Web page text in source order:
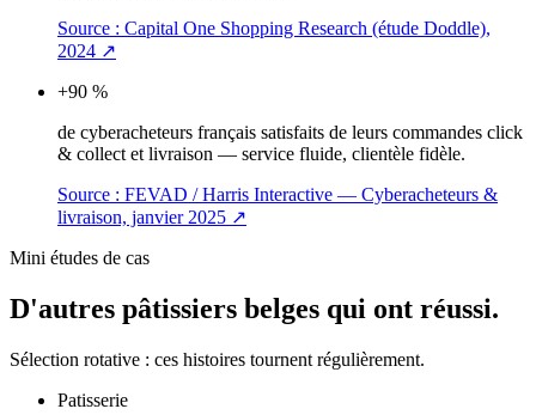
Source : Capital One Shopping Research (étude Doddle),
2024 ↗
+90 %
de cyberacheteurs français satisfaits de leurs commandes click
& collect et livraison — service fluide, clientèle fidèle.
Source : FEVAD / Harris Interactive — Cyberacheteurs &
livraison, janvier 2025 ↗
Mini études de cas
D'autres pâtissiers belges qui ont réussi.
Sélection rotative : ces histoires tournent régulièrement.
Patisserie